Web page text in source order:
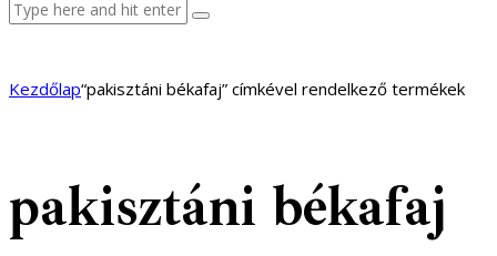
Kezdőlap“pakisztáni békafaj” címkével rendelkező termékek
pakisztáni békafaj